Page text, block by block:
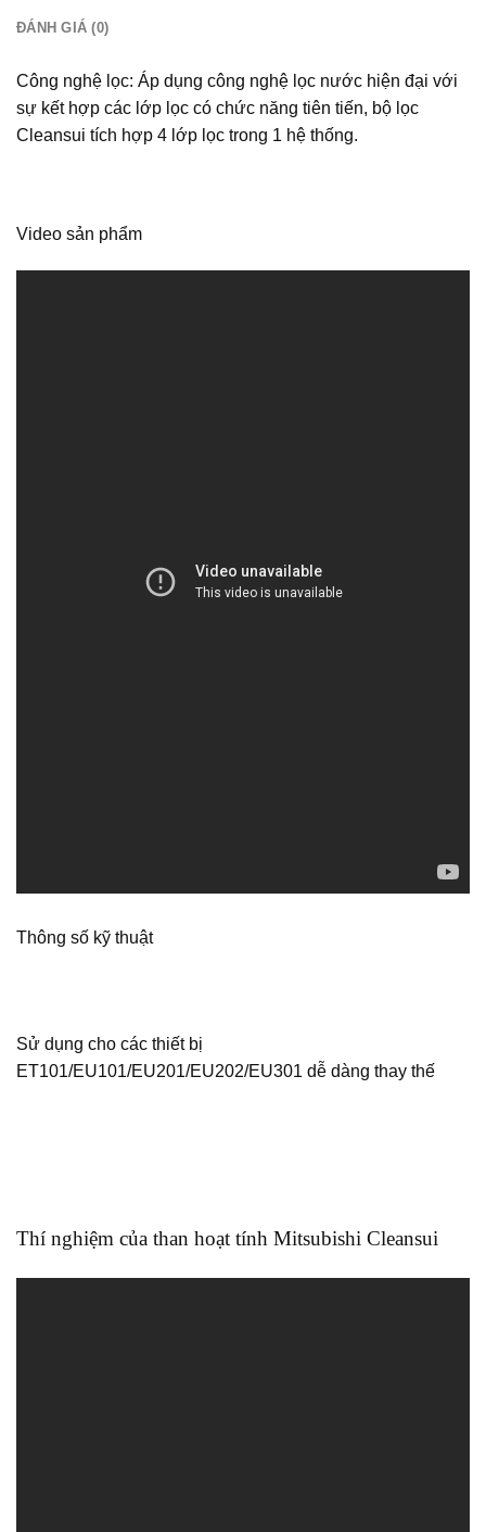
ĐÁNH GIÁ (0)
Công nghệ lọc: Áp dụng công nghệ lọc nước hiện đại với
sự kết hợp các lớp lọc có chức năng tiên tiến, bộ lọc
Cleansui tích hợp 4 lớp lọc trong 1 hệ thống.
Video sản phẩm
Thông số kỹ thuật
Sử dụng cho các thiết bị
ET101/EU101/EU201/EU202/EU301 dễ dàng thay thế
Thí nghiệm của than hoạt tính Mitsubishi Cleansui